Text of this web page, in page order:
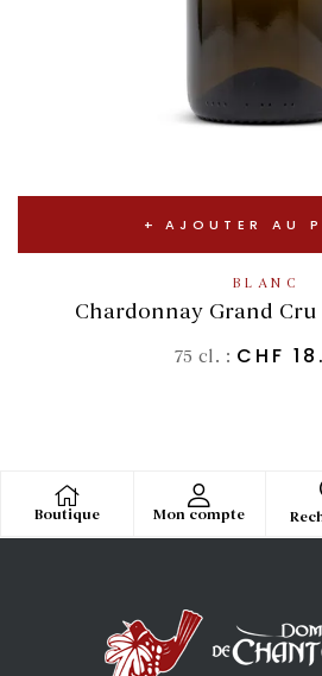
AJOUTER AU
BLANC
Chardonnay Grand Cru
75 cl. : CHF
Boutique Mon compte